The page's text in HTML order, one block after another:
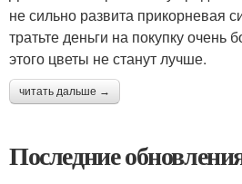
не сильно развита прикорневая
тратьте деньги на покупку очень
этого цветы не станут лучше.
читать дальше →
Последние